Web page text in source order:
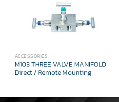
ACCESSORIES
M103 THREE VALVE MANIFOLD
Direct / Remote Mounting